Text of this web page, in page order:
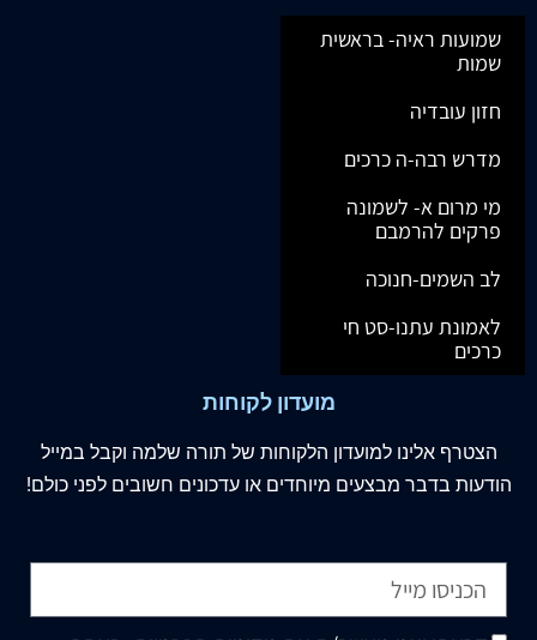
שמועות ראיה- בראשית
שמות
חזון עובדיה
מדרש רבה-ה כרכים
מי מרום א- לשמונה
פרקים להרמבם
לב השמים-חנוכה
לאמונת עתנו-סט חי
כרכים
מועדון לקוחות
הצטרף אלינו למועדון הלקוחות של תורה שלמה וקבל במייל
הודעות בדבר מבצעים מיוחדים או עדכונים חשובים לפני כולם!